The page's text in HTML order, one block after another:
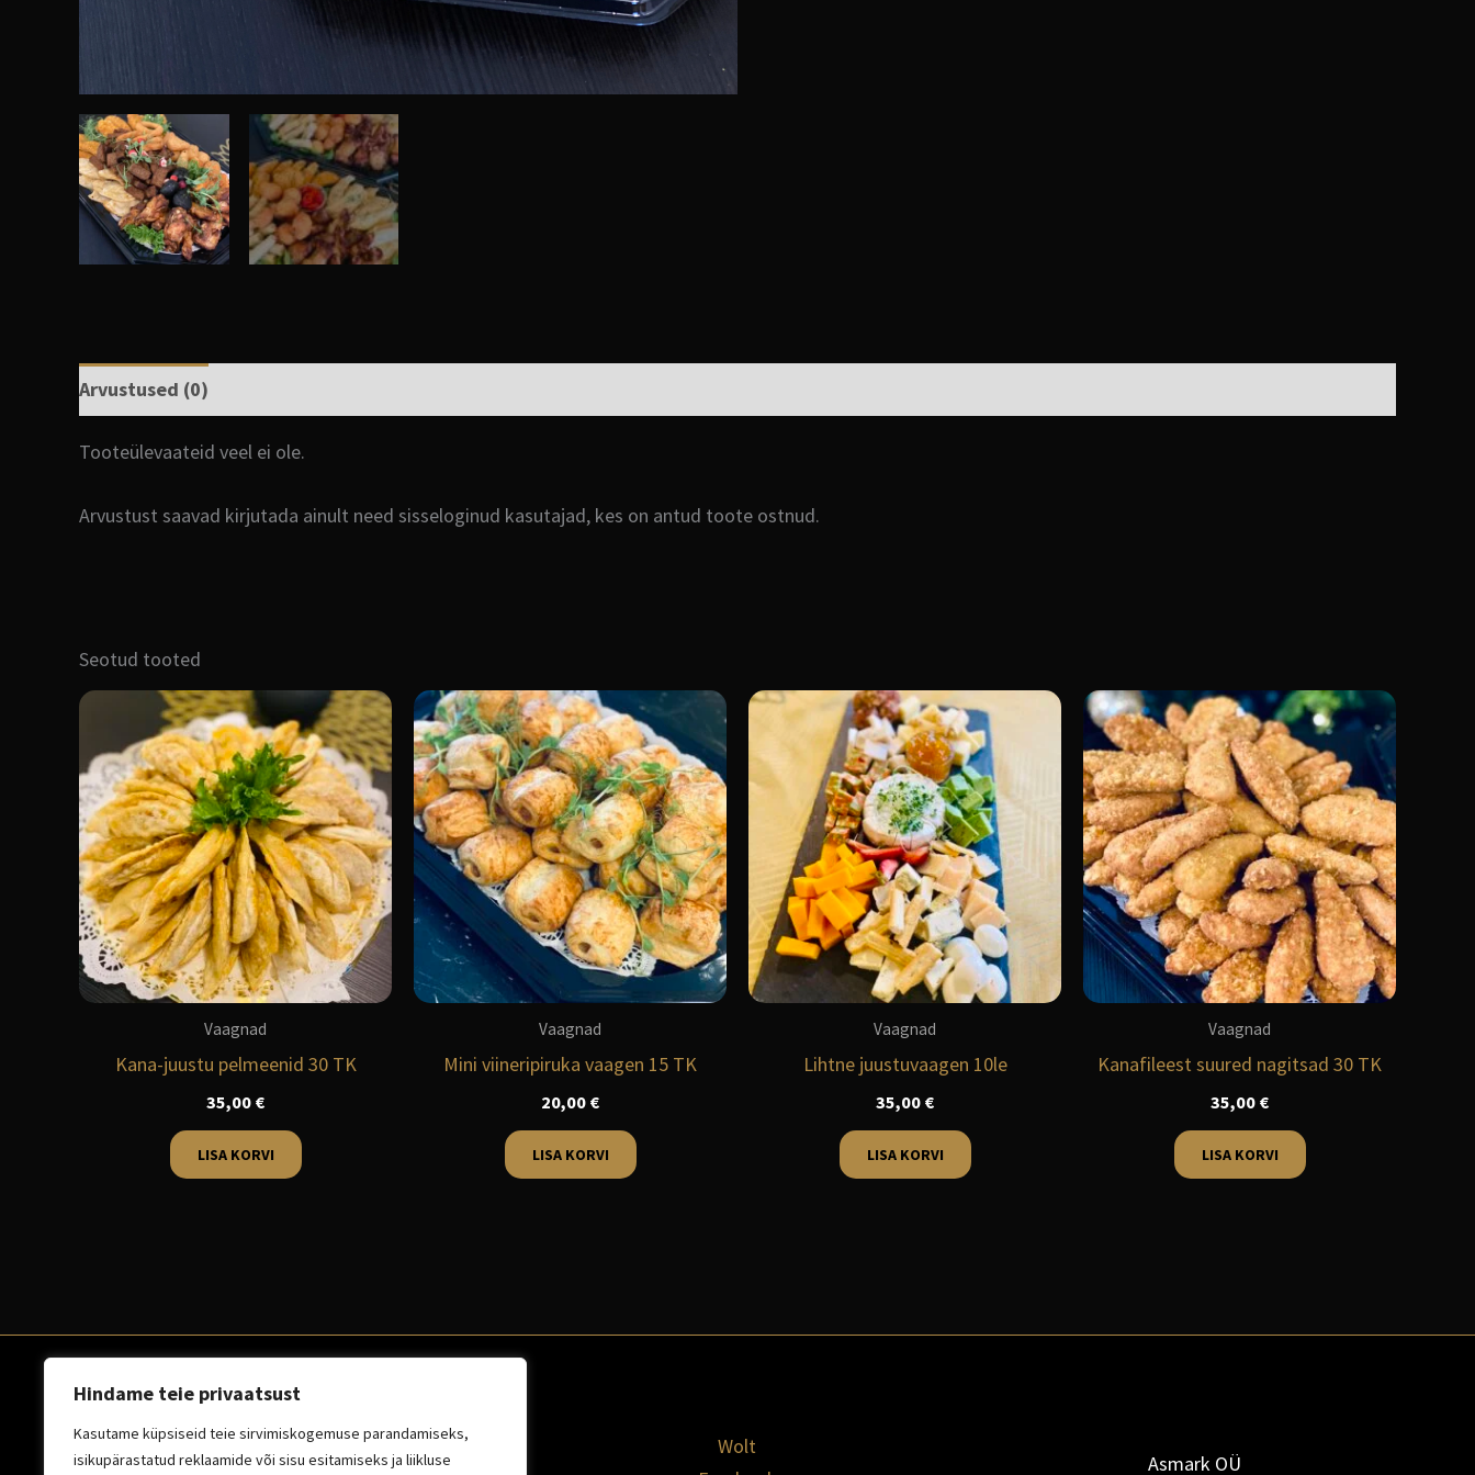
Hindame teie privaatsust
Kasutame küpsiseid teie sirvimiskogemuse parandamiseks,
isikupärastatud reklaamide või sisu esitamiseks ja liikluse
Arvustused (0)
Tooteülevaateid veel ei ole.
Arvustust saavad kirjutada ainult need sisseloginud kasutajad, kes on antud toote ostnud.
Seotud tooted
Vaagnad
Kana-juustu pelmeenid 30 TK
35,00 €
LISA KORVI
Vaagnad
Mini viineripiruka vaagen 15 TK
20,00 €
LISA KORVI
Vaagnad
Lihtne juustuvaagen 10le
35,00 €
LISA KORVI
Vaagnad
Kanafileest suured nagitsad 30 TK
35,00 €
LISA KORVI
E-R 8:30 - 16:00
5612 2156
Wolt
Asmark OÜ